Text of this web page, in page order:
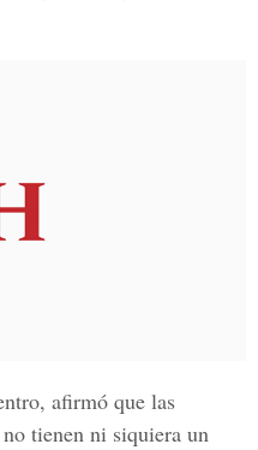
afirmó que las
tienen ni siquiera un